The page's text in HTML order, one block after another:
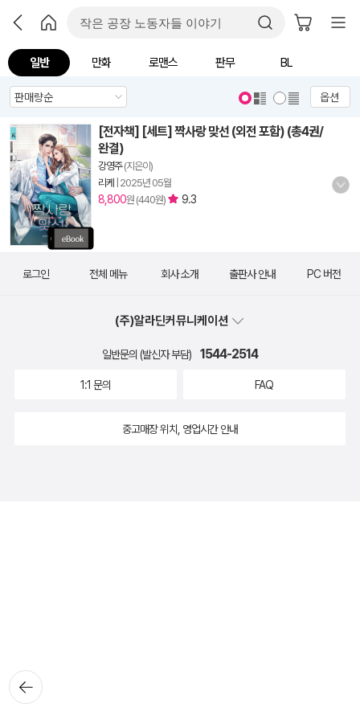
일반 만화 로맨스 판무 BL
옵션
[전자책] [세트] 짝사랑 맞선 (외전 포함) (총4권/
완결)
강영주(지은이)
리케
2025년 05월
8,800원 (440원) 9.3
뒤로가
기
로그인 전체 메뉴 회사 소개 출판사 안내 PC 버전
(주)알라딘커뮤니케이션
일반문의 (발신자 부담) 1544-2514
1:1 문의 FAQ
중고매장 위치, 영업시간 안내